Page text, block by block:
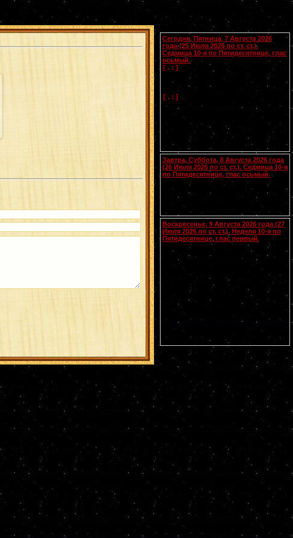
Сегодня, Пятница, 7 Августа 2026
года (25 Июля 2026 по ст. ст.).
Седмица 10-я по Пятидесятнице, глас
осьмый.
[.:]
Успение прав. Анны
Пресвятой Богородицы. Свв. жен
Олимпиады диакониссы (408-410) и
Евпраксии девы, Тавеннской (413).
[.:]
Унженского (1444). Мчч. Санкта,
Маттура, Аттала и Бландины, Лионских
(553).
Чтения на этот год не определены
Завтра, Суббота, 8 Августа 2026 года
(26 Июля 2026 по ст. ст.). Седмица 10-я
по Пятидесятнице, глас осьмый.
Сщмчч. Ермолая, Ермиппа и Ермократа,
иереев Никомидийских (ок. 305). Прп.
Моисея Угрина, Печерского, в Ближних
(138-161).
Воскресенье, 9 Августа 2026 года (27
Июля 2026 по ст. ст.). Неделя 10-я по
Пятидесятнице, глас первый.
Собор Смоленских святых
переходящее празднование в
воскресенье перед 28 июля
[.:]
Вмч.
(305). Прп.
Германа Аляскинского (1837). Блж.
Николая Кочанова, Христа ради
юродивого, Новгородского (1392). Прп.
Анфисы игумении и 90 сестер ее (VIII).
Свт. Иоасафа, митр. Московского.
Охридского (916), Наума, Саввы,
Горазда и Ангеляра, учеников свв.
Христодула (1777) (
Греч.